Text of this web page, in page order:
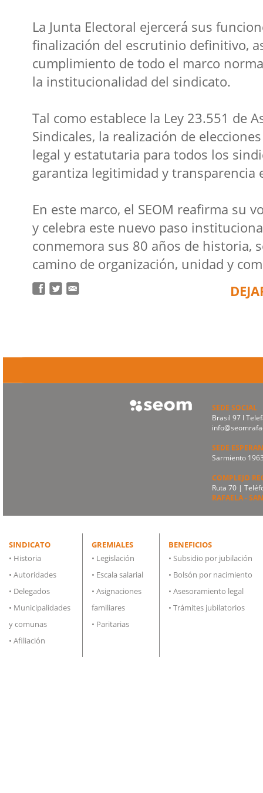
La Junta Electoral ejercerá sus
finalización del escrutinio definitivo,
cumplimiento de todo el marco
la institucionalidad del sindicato.
Tal como establece la Ley 23.551 de
Sindicales, la realización de
legal y estatutaria para todos los
garantiza legitimidad y transparencia
En este marco, el SEOM reafirma su
y celebra este nuevo paso
conmemora sus 80 años de historia,
camino de organización, unidad y
SEDE SOCIAL
Brasil 97 I
SEDE
Sarmiento
COMPLEJO
Ruta 70 |
RAFAELA -
SINDICATO
• Historia
• Autoridades
• Delegados
• Municipalidades
y comunas
• Afiliación
GREMIALES
• Legislación
• Escala salarial
• Asignaciones
familiares
• Paritarias
BENEFICIOS
• Subsidio por jubilación
• Bolsón por nacimiento
• Asesoramiento legal
• Trámites jubilatorios